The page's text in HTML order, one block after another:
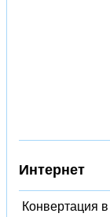
Интернет
Конвертация